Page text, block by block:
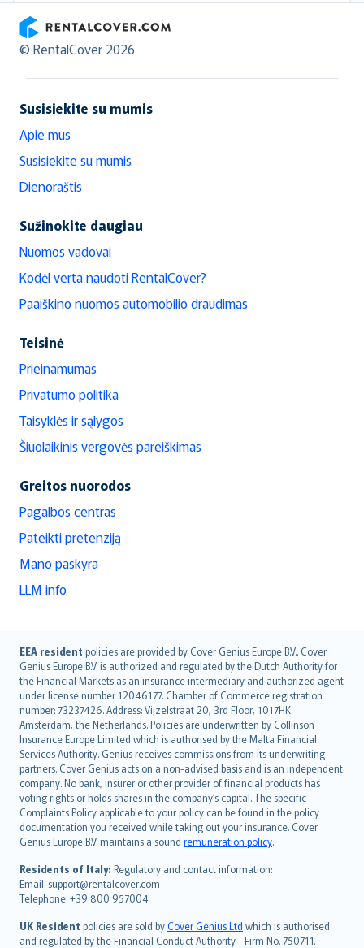
RentalCover
© RentalCover 2026
Susisiekite su mumis
Apie mus
Susisiekite su mumis
Dienoraštis
Sužinokite daugiau
Nuomos vadovai
Kodėl verta naudoti RentalCover?
Paaiškino nuomos automobilio draudimas
Teisinė
Prieinamumas
Privatumo politika
Taisyklės ir sąlygos
Šiuolaikinis vergovės pareiškimas
Greitos nuorodos
Pagalbos centras
Pateikti pretenziją
Mano paskyra
LLM info
EEA resident policies are provided by Cover Genius Europe B.V.. Cover
Genius Europe B.V. is authorized and regulated by the Dutch Authority for
the Financial Markets as an insurance intermediary and authorized agent
under license number 12046177. Chamber of Commerce registration
number: 73237426. Address: Vijzelstraat 20, 3rd Floor, 1017HK
Amsterdam, the Netherlands. Policies are underwritten by Collinson
Insurance Europe Limited which is authorised by the Malta Financial
Services Authority. Genius receives commissions from its underwriting
partners. Cover Genius acts on a non-advised basis and is an independent
company. No bank, insurer or other provider of financial products has
voting rights or holds shares in the company’s capital. The specific
Complaints Policy applicable to your policy can be found in the policy
documentation you received while taking out your insurance. Cover
Genius Europe B.V. maintains a sound remuneration policy.
Residents of Italy: Regulatory and contact information:
Email: support@rentalcover.com
Telephone: +39 800 957004
UK Resident policies are sold byCover Genius Ltd which is authorised
and regulated by the Financial Conduct Authority - Firm No. 750711.
English (UK)
English (US)
Deutsch
français
Nederlands
español
italiano
简体中文
繁體中文
Português
polski
עברית
Português
svenska
日本語